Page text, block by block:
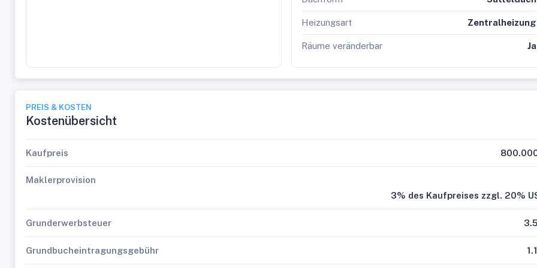
Heizungsart Zentralheizung
Räume veränderbar Ja
PREIS & KOSTEN
Kostenübersicht
Kaufpreis
Maklerprovision
3% des Kaufpreises zzgl. 20%
Grunderwerbsteuer
Grundbucheintragungsgebühr